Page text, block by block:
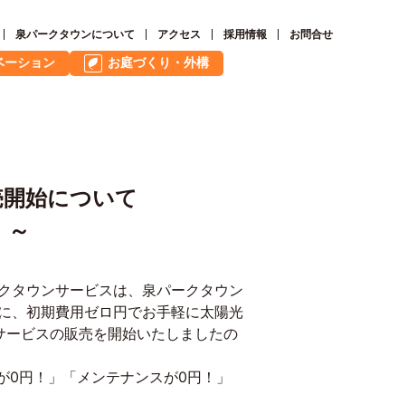
泉パークタウンについて アクセス 採用情報 お問合せ
ーション お庭づくり・外構
始について
タウンサービスは、泉パークタウン
、初期費用ゼロ円でお手軽に太陽光
ービスの販売を開始いたしましたの
0円！」「メンテナンスが0円！」